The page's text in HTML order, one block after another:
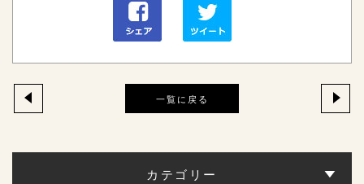
一覧に戻る
カテゴリー